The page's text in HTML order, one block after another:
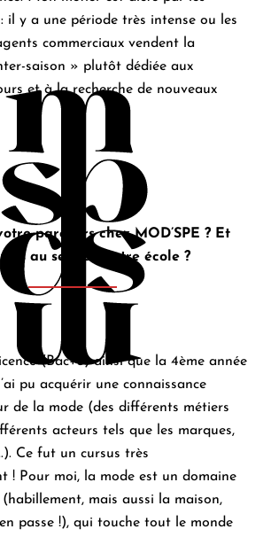
il y a une période très intense ou les
commerciaux vendent la
saison » plutôt dédiée aux
et à la recherche de nouveaux
parcours chez MOD’SPE ? Et
au sein de votre école ?
(Bac+3) ainsi que la 4ème année
pu acquérir une connaissance
de la mode (des différents métiers
acteurs tels que les marques,
Ce fut un cursus très
! Pour moi, la mode est un domaine
mais aussi la maison,
passe !), qui touche tout le monde